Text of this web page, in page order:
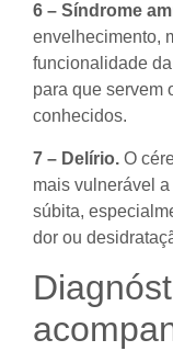
6 – Síndrome
envelhecimento,
funcionalidade
para que servem
conhecidos.
7 – Delírio. O
mais vulnerável
súbita,
dor ou